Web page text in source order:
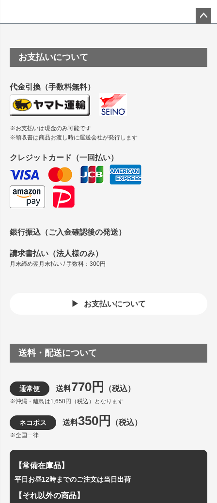
塩ビのロール紙で離型紙が透明の商品はありますか
つや消し半透明ラベルのロールタイプはありますか？
縦420mm×横650mmの包装紙に適した紙はありますか？
ップ
お支払いについて
代金引換（手数料無料）
※お支払いは現金のみ可能です
※領収書は商品お渡し時に運送会社が発行します
クレジットカード（一回払い）
銀行振込（ご入金確認後の発送）
請求書払い（法人様のみ）
月末締め翌月末払い / 手数料：300円
お支払いについて
送料・配送について
通常便 送料770円 （税込）
※沖縄・離島は1,650円（税込）となります
ネコポス 送料350円 （税込）
※全国一律
【常備在庫品】
平日お昼12時までのご注文は当日出荷
【それ以外の商品】